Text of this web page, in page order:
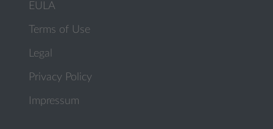
EULA
Terms of Use
Legal
Privacy Policy
Impressum